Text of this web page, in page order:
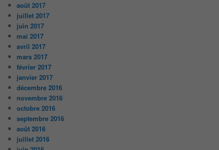
août 2017
juillet 2017
juin 2017
mai 2017
avril 2017
mars 2017
février 2017
janvier 2017
décembre 2016
novembre 2016
octobre 2016
septembre 2016
août 2016
juillet 2016